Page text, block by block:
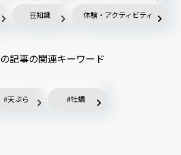
豆知識 体験・アクティビティ
記事の関連キーワード
天ぷら 牡蠣